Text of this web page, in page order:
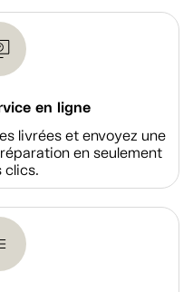
en ligne
livrées et envoyez une
en seulement
clics.